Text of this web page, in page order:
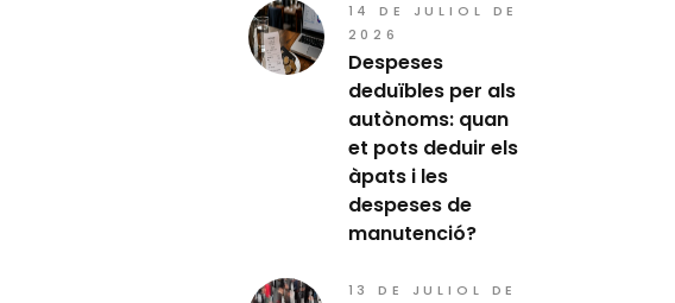
14 DE JULIOL DE
2026
Despeses
deduïbles per als
autònoms: quan
et pots deduir els
àpats i les
despeses de
manutenció?
13 DE JULIOL DE